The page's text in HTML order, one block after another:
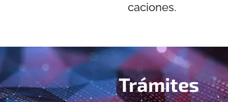
caciones.
Trámites